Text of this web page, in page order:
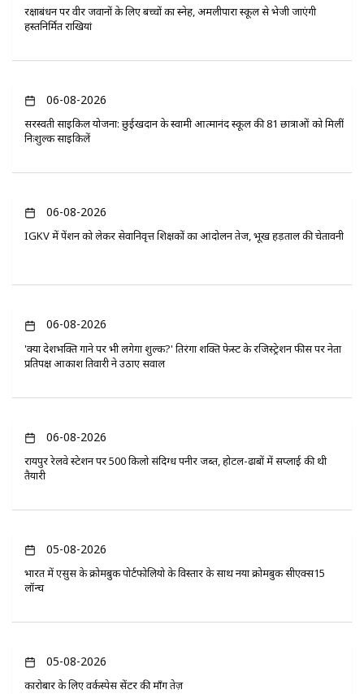
रक्षाबंधन पर वीर जवानों के लिए बच्चों का स्नेह, अमलीपारा स्कूल से भेजी जाएंगी
हस्तनिर्मित राखियां
06-08-2026
सरस्वती साइकिल योजना: छुईखदान के स्वामी आत्मानंद स्कूल की 81 छात्राओं को मिलीं
निःशुल्क साइकिलें
06-08-2026
IGKV में पेंशन को लेकर सेवानिवृत्त शिक्षकों का आंदोलन तेज, भूख हड़ताल की चेतावनी
06-08-2026
'क्या देशभक्ति गाने पर भी लगेगा शुल्क?' तिरंगा शक्ति फेस्ट के रजिस्ट्रेशन फीस पर नेता
प्रतिपक्ष आकाश तिवारी ने उठाए सवाल
06-08-2026
रायपुर रेलवे स्टेशन पर 500 किलो संदिग्ध पनीर जब्त, होटल-ढाबों में सप्लाई की थी
तैयारी
05-08-2026
भारत में एसुस के क्रोमबुक पोर्टफोलियो के विस्तार के साथ नया क्रोमबुक सीएक्स15
लॉन्च
05-08-2026
कारोबार के लिए वर्कस्पेस सेंटर की माँग तेज़